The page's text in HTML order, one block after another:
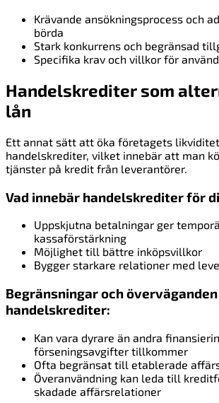
Krävande ansökningsprocess och
börda
Stark konkurrens och begränsad
Specifika krav och villkor för
Handelskrediter som
lån
Ett annat sätt att öka företagets
handelskrediter, vilket innebär att man
tjänster på kredit från leverantörer.
Vad innebär handelskrediter för
Uppskjutna betalningar ger
kassaförstärkning
Möjlighet till bättre inköpsvillkor
Bygger starkare relationer med
Begränsningar och
handelskrediter:
Kan vara dyrare än andra
förseningsavgifter tillkommer
Ofta begränsat till etablerade
Överanvändning kan leda till
skadade affärsrelationer